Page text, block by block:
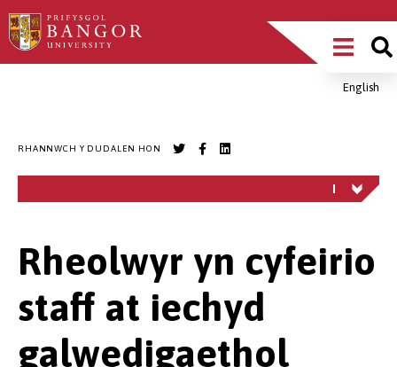
Sgipiwch
i’r
Main
MenuEnglish
RHANNWCH Y DUDALEN HON
Rheolwyr yn cyfeirio
staff at iechyd
galwedigaethol